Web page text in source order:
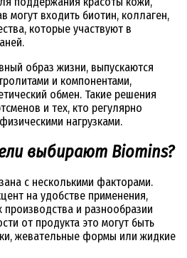
могут входить биотин, коллаген,
которые участвуют в
образ жизни, выпускаются
и компонентами,
обмен. Такие решения
и тех, кто регулярно
нагрузками.
выбирают Biomins?
с несколькими факторами.
на удобстве применения,
и разнообразии
от продукта это могут быть
жевательные формы или жидкие